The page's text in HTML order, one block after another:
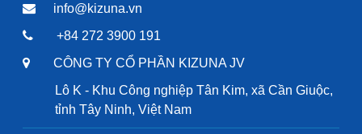
info@kizuna.vn
+84 272 3900 191
CÔNG TY CỔ PHẦN KIZUNA JV
Lô K - Khu Công nghiệp Tân Kim, xã Cần Giuộc,
tỉnh Tây Ninh, Việt Nam